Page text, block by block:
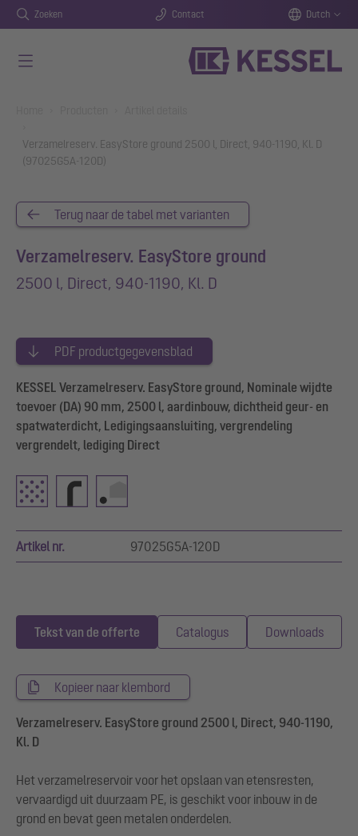
Zoeken Contact Dutch
Verzamelreserv. EasyStore ground 2500 l, Direct, 940-1190, Kl. D
(97025G5A-120D)
Terug naar de tabel met varianten
Verzamelreserv. EasyStore ground
2500 l, Direct, 940-1190, Kl. D
PDF productgegevensblad
KESSEL Verzamelreserv. EasyStore ground, Nominale wijdte
toevoer (DA) 90 mm, 2500 l, aardinbouw, dichtheid geur- en
spatwaterdicht, Ledigingsaansluiting, vergrendeling
vergrendelt, lediging Direct
Artikel nr. 97025G5A-120D
Tekst van de offerte Catalogus Downloads
Kopieer naar klembord
Verzamelreserv. EasyStore ground 2500 l, Direct, 940-1190,
Kl. D
Het verzamelreservoir voor het opslaan van etensresten,
vervaardigd uit duurzaam PE, is geschikt voor inbouw in de
grond en bevat geen metalen onderdelen.